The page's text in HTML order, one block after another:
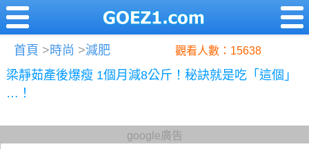
首頁 >時尚 >減肥 觀看人數：15638
梁靜茹產後爆瘦 1個月減8公斤！秘訣就是吃「這個」
…！
google廣告